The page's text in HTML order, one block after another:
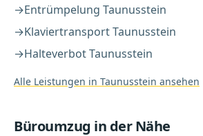
→Entrümpelung Taunusstein
→KlaviertransportTaunusstein
→HalteverbotTaunusstein
Alle Leistungen in Taunusstein ansehen
Büroumzug in der Nähe